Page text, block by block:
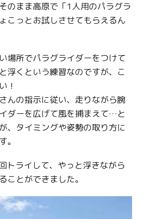
のまま高原で「1 人用のパラグラ
こっとお試しさせてもらえるん
場所でパラグライダーをつけて
浮くという練習なのですが、こ
！
んの指示に従い、走りながら腕
ダーを広げて風を捕まえて…と
、タイミングや姿勢の取り方に
。
トライして、やっと浮きながら
ことができました。